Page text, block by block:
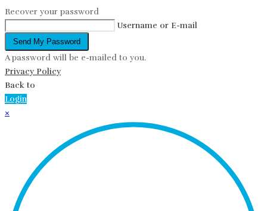
Recover your password
Username or E-mail
Send My Password
A password will be e-mailed to you.
Privacy Policy
Back to
Login
×